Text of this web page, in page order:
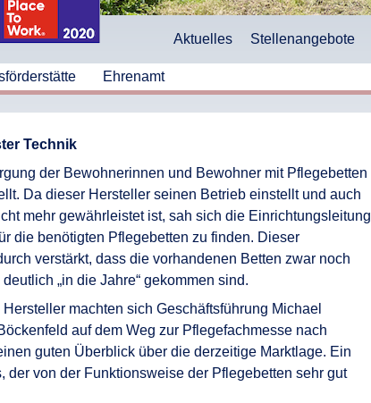
Aktuelles Stellenangebote
Ehrenamt
Technik
der Bewohnerinnen und Bewohner mit Pflegebetten
Da dieser Hersteller seinen Betrieb einstellt und auch
mehr gewährleistet ist, sah sich die Einrichtungsleitung
die benötigten Pflegebetten zu finden. Dieser
verstärkt, dass die vorhandenen Betten zwar noch
„in die Jahre“ gekommen sind.
machten sich Geschäftsführung Michael
auf dem Weg zur Pflegefachmesse nach
guten Überblick über die derzeitige Marktlage. Ein
der von der Funktionsweise der Pflegebetten sehr gut